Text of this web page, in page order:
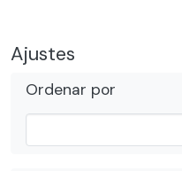
Ajustes
Ordenar por